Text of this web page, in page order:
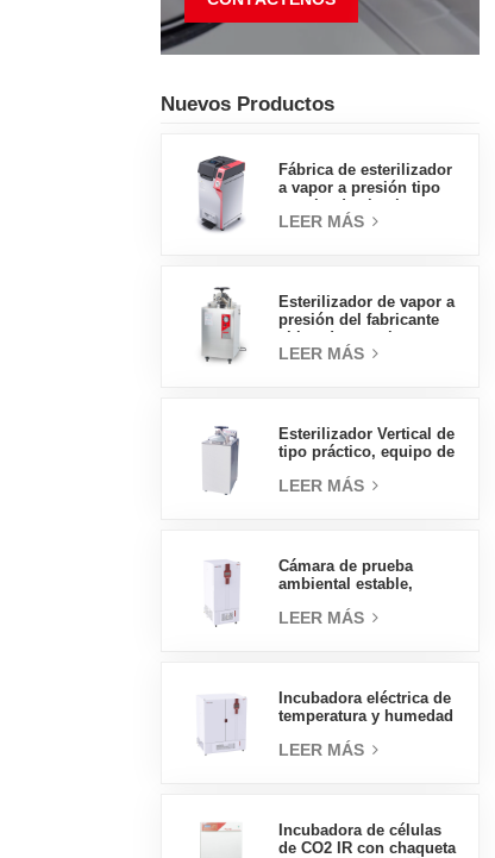
Nuevos Productos
Fábrica de esterilizador
a vapor a presión tipo
pedal tipo insignia de
LEER MÁS
Esterilizador de vapor a
presión del fabricante
vertical de tipo
LEER MÁS
Esterilizador Vertical de
tipo práctico, equipo de
Vertical, esterilizador de
LEER MÁS
Cámara de prueba
ambiental estable,
laboratorio, precio al
LEER MÁS
Incubadora eléctrica de
temperatura y humedad
suministros de
LEER MÁS
Incubadora de células
de CO2 IR con chaqueta